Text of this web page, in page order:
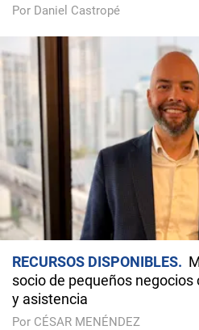
Por Daniel Castropé
RECURSOS DISPONIBLES
socio de pequeños
y asistencia
Por CÉSAR MENÉNDEZ